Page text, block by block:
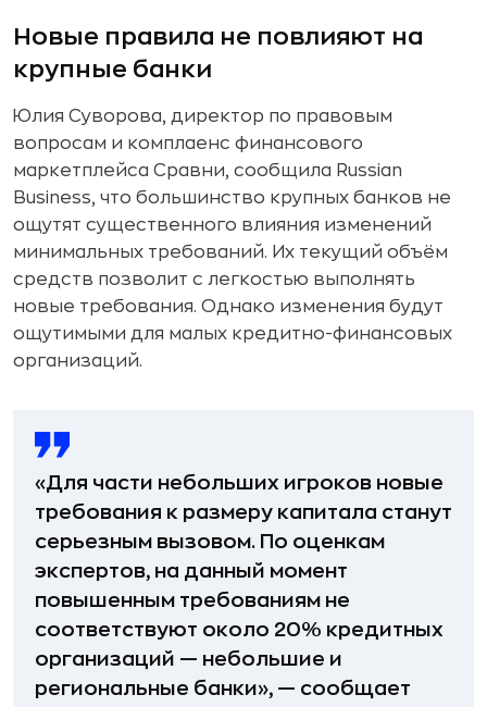
Новые правила не повлияют на
крупные банки
Юлия Суворова, директор по правовым
вопросам и комплаенс финансового
маркетплейса Сравни, сообщила Russian
Business, что большинство крупных банков не
ощутят существенного влияния изменений
минимальных требований. Их текущий объём
средств позволит с легкостью выполнять
новые требования. Однако изменения будут
ощутимыми для малых кредитно-финансовых
организаций.
«Для части небольших игроков новые
требования к размеру капитала станут
серьезным вызовом. По оценкам
экспертов, на данный момент
повышенным требованиям не
соответствуют около 20% кредитных
организаций — небольшие и
региональные банки», — сообщает